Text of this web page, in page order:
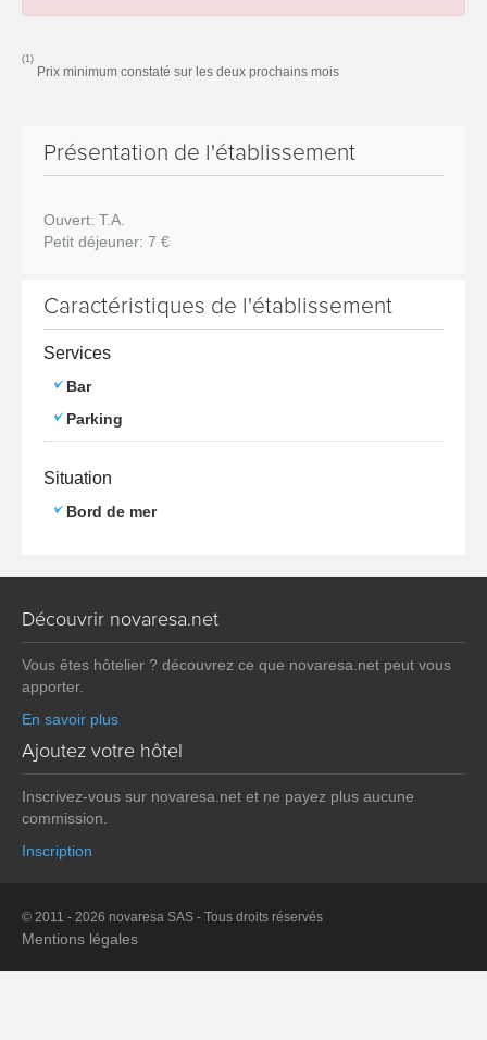
(1)
Prix minimum constaté sur les deux prochains mois
Présentation de l'établissement
Ouvert: T.A.
Petit déjeuner: 7 €
Caractéristiques de l'établissement
Services
Bar
Parking
Situation
Bord de mer
Découvrir novaresa.net
Vous êtes hôtelier ? découvrez ce que novaresa.net peut vous
apporter.
En savoir plus
Ajoutez votre hôtel
Inscrivez-vous sur novaresa.net et ne payez plus aucune
commission.
Inscription
© 2011 - 2026 novaresa SAS - Tous droits réservés
Mentions légales